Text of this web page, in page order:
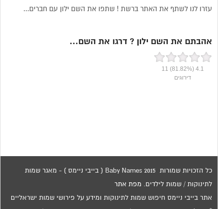
עזרו לנו לשתף את האתר ברשת ! שתפו את השם ילון עם חברים...
אהבתם את השם ילון ? דרגו את השם...
4.1
(81.82%)
11
דירוגים
כל הזכויות שמורות 2015 Baby Names ( בייבי ניימס ) - מאגר שמות
לתינוקות / שמות לילדים. מפת אתר
אתר בייבי ניימס חיפוש שמות לתינוקות ומידע על פירושי שמות ישראליים